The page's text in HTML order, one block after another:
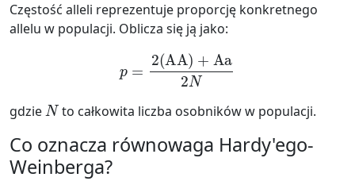
Częstość alleli reprezentuje proporcję konkretnego
allelu w populacji. Oblicza się ją jako:
2(AA )+Aa 2N
gdzie
N
to całkowita liczba osobników w populacji.
Co oznacza równowaga Hardy'ego-
Weinberga?